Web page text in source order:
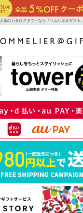
人気のカタログギフトなら『ソムリエ＠ギフト』